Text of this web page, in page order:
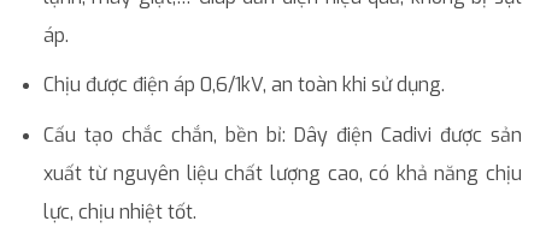
áp.
Chịu được điện áp 0,6/1kV, an toàn khi sử dụng.
Cấu tạo chắc chắn, bền bỉ: Dây điện Cadivi được sản
xuất từ nguyên liệu chất lượng cao, có khả năng chịu
lực, chịu nhiệt tốt.